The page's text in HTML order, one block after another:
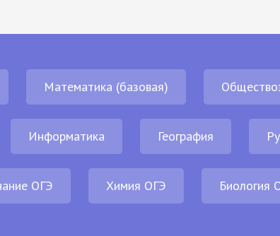
Математика (базовая)
Информатика География
ОГЭ Химия ОГЭ Биология